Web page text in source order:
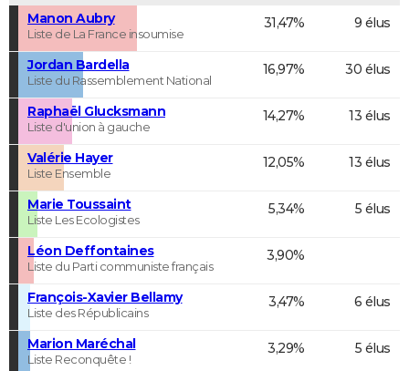
Manon Aubry
Liste de La France insoumise
31,47% 9 élus
Jordan Bardella
Liste du Rassemblement National
16,97% 30 élus
Raphaël Glucksmann
Liste d'union à gauche
14,27% 13 élus
Valérie Hayer
Liste Ensemble
12,05% 13 élus
Marie Toussaint
Liste Les Ecologistes
5,34% 5 élus
Léon Deffontaines
Liste du Parti communiste français
3,90%
François-Xavier Bellamy
Liste des Républicains
3,47% 6 élus
Marion Maréchal
Liste Reconquête !
3,29% 5 élus